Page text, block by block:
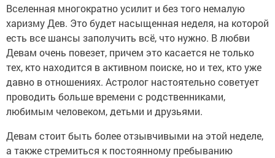
Вселенная многократно усилит и без того немалую
харизму Дев. Это будет насыщенная неделя, на которой
есть все шансы заполучить всё, что нужно. В любви
Девам очень повезет, причем это касается не только
тех, кто находится в активном поиске, но и тех, кто уже
давно в отношениях. Астролог настоятельно советует
проводить больше времени с родственниками,
любимым человеком, детьми и друзьями.
Девам стоит быть более отзывчивыми на этой неделе,
а также стремиться к постоянному пребыванию